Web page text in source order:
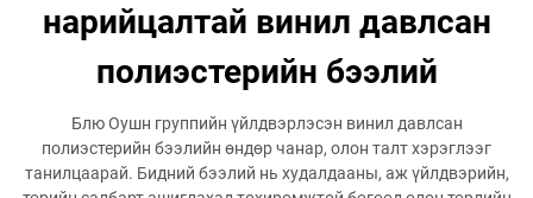
нарийцалтай винил давлсан
полиэстерийн бээлий
Блю Оушн группийн үйлдвэрлэсэн винил давлсан
полиэстерийн бээлийн өндөр чанар, олон талт хэрэглээг
танилцаарай. Бидний бээлий нь худалдааны, аж үйлдвэрийн,